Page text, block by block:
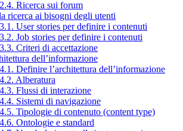
Ricerca sui forum
ricerca ai bisogni degli utenti
User stories per definire i contenuti
Job stories per definire i contenuti
Criteri di accettazione
dell’informazione
Definire l’architettura dell’informazione
Alberatura
Flussi di interazione
Sistemi di navigazione
Tipologie di contenuto (content type)
Ontologie e standard